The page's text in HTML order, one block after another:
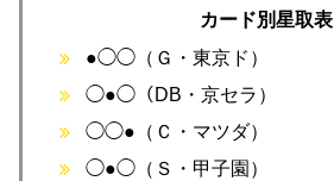
カード別星取表
●◯◯（Ｇ・東京ド）
◯●◯（DB・京セラ）
◯◯●（Ｃ・マツダ）
◯●◯（Ｓ・甲子園）